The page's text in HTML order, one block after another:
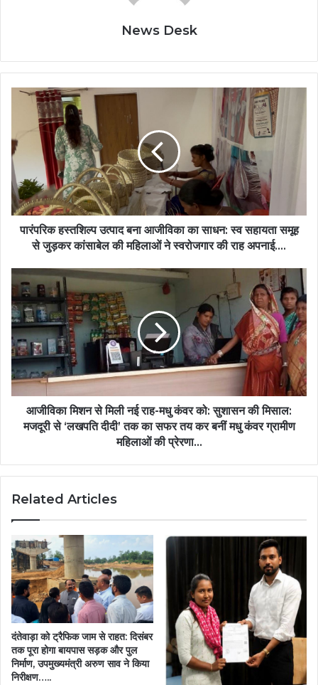
News Desk
पारंपरिक
हस्तशिल्प
बना
आजीविका
का
साधन:
स्व
सहायता
समूह
कांसाबेल
की
महिलाओं
ने
स्वरोजगार
की
राह
अपनाई….
पारंपरिक हस्तशिल्प उत्पाद बना आजीविका का साधन: स्व सहायता समूह
से जुड़कर कांसाबेल की महिलाओं ने स्वरोजगार की राह अपनाई….
आजीविका
मिशन
से
मिली
नई
राह-
मधु
कंवर
को:
सुशासन
से
दीदी’
सफर
तय
कर
बनीं
मधु
कंवर
ग्रामीण
महिलाओं
की
प्रेरणा…
आजीविका मिशन से मिली नई राह-मधु कंवर को: सुशासन की मिसाल:
मजदूरी से ‘लखपति दीदी’ तक का सफर तय कर बनीं मधु कंवर ग्रामीण
महिलाओं की प्रेरणा…
Related Articles
दंतेवाड़ा को ट्रैफिक जाम से राहत: दिसंबर
तक पूरा होगा बायपास सड़क और पुल
निर्माण, उपमुख्यमंत्री अरुण साव ने किया
निरीक्षण…..